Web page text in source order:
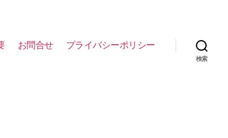
お問合せ プライバシーポリシー
検索